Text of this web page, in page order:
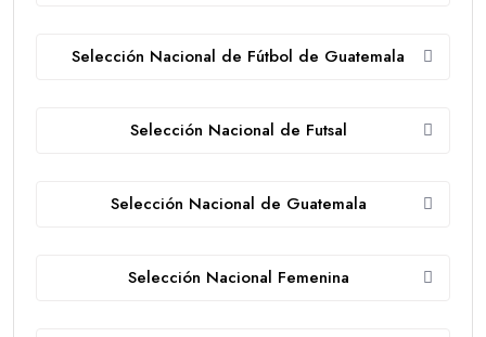
Selección Nacional de Fútbol de Guatemala
Selección Nacional de Futsal
Selección Nacional de Guatemala
Selección Nacional Femenina